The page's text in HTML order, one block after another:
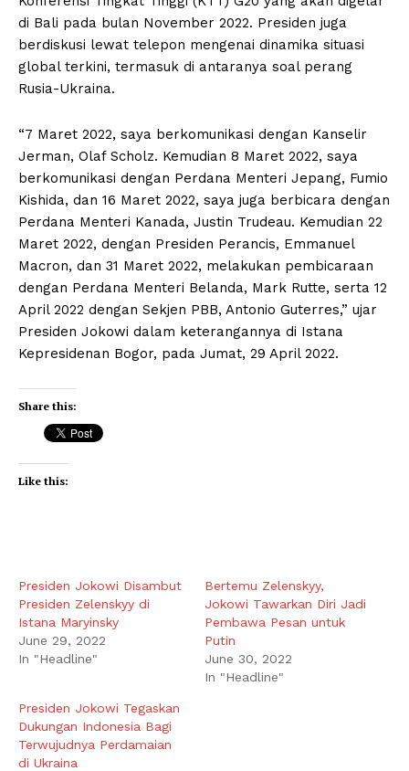
di Bali pada bulan November 2022. Presiden juga
berdiskusi lewat telepon mengenai dinamika situasi
global terkini, termasuk di antaranya soal perang
Rusia-Ukraina.
“7 Maret 2022, saya berkomunikasi dengan Kanselir
Jerman, Olaf Scholz. Kemudian 8 Maret 2022, saya
berkomunikasi dengan Perdana Menteri Jepang, Fumio
Kishida, dan 16 Maret 2022, saya juga berbicara dengan
Perdana Menteri Kanada, Justin Trudeau. Kemudian 22
Maret 2022, dengan Presiden Perancis, Emmanuel
Macron, dan 31 Maret 2022, melakukan pembicaraan
dengan Perdana Menteri Belanda, Mark Rutte, serta 12
April 2022 dengan Sekjen PBB, Antonio Guterres,” ujar
Presiden Jokowi dalam keterangannya di Istana
Kepresidenan Bogor, pada Jumat, 29 April 2022.
Share this:
Like this:
Presiden Jokowi Disambut
Presiden Zelenskyy di
Istana Maryinsky
June 29, 2022
In "Headline"
Bertemu Zelenskyy,
Jokowi Tawarkan Diri Jadi
Pembawa Pesan untuk
Putin
June 30, 2022
In "Headline"
Presiden Jokowi Tegaskan
Dukungan Indonesia Bagi
Terwujudnya Perdamaian
di Ukraina